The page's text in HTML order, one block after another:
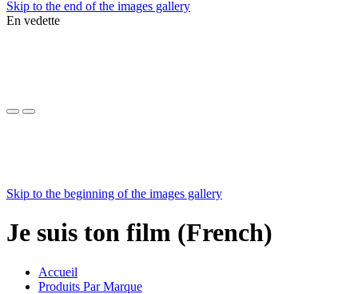
Skip to the end of the images gallery
En vedette
Skip to the beginning of the images gallery
Je suis ton film (French)
Accueil
Produits Par Marque